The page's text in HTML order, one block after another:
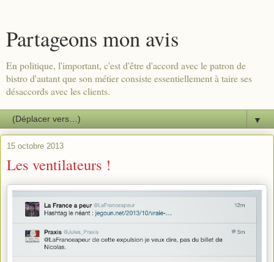
Partageons mon avis
En politique, l'important, c'est d'être d'accord avec le patron de
bistro d'autant que son métier consiste essentiellement à taire ses
désaccords avec les clients.
▼
15 octobre 2013
Les ventilateurs !